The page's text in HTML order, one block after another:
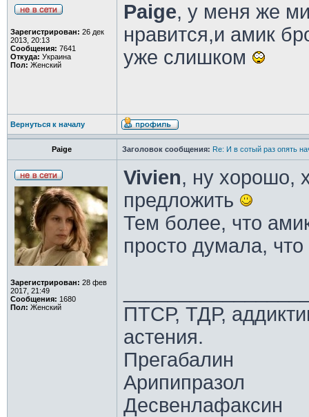
Зарегистрирован: 26 дек
2013, 20:13
Сообщения: 7641
Откуда: Украина
Пол: Женский
Paige, у меня же
нравится,и амик
уже слишком
Вернуться к началу
Paige Заголовок сообщения: Re: И в сотый раз опять
Зарегистрирован: 28 фев
2017, 21:49
Сообщения: 1680
Пол: Женский
Vivien, ну хорошо,
предложить
Тем более, что
просто думала,
ПТСР, ТДР,
астения.
Прегабалин
Арипипразол
Десвенлафаксин